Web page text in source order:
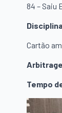
84 – Saiu
Cartão
Tempo